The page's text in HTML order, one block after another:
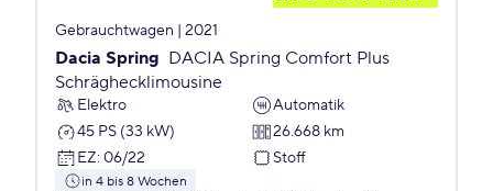
Gebrauchtwagen | 2021
Dacia Spring DACIA Spring Comfort Plus
Schräghecklimousine
Elektro
Automatik
45 PS (33 kW)
26.668 km
EZ: 06/22 Stoff
in 4 bis 8 Wochen